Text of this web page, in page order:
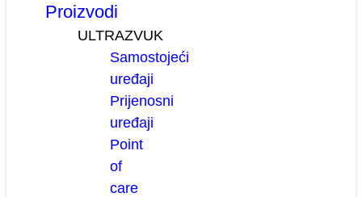
Proizvodi
ULTRAZVUK
Samostojeći
uređaji
Prijenosni
uređaji
Point
of
care